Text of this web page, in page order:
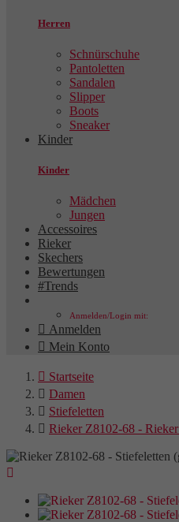
Herren
Schnürschuhe
Pantoletten
Sandalen
Slipper
Boots
Sneaker
Kinder
Kinder
Mädchen
Jungen
Accessoires
Rieker
Skechers
Bewertungen
#Trends
Anmelden/Login mit:
 Anmelden
 Mein Konto
 Startseite
 Damen
 Stiefeletten
 Rieker Z8102-68 -
